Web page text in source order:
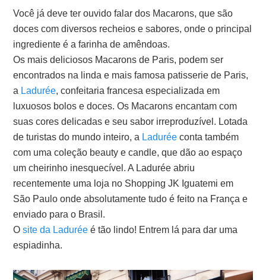
Você já deve ter ouvido falar dos Macarons, que são
doces com diversos recheios e sabores, onde o principal
ingrediente é a farinha de amêndoas.
Os mais deliciosos Macarons de Paris, podem ser
encontrados na linda e mais famosa patisserie de Paris,
a Ladurée, confeitaria francesa especializada em
luxuosos bolos e doces. Os Macarons encantam com
suas cores delicadas e seu sabor irreproduzível. Lotada
de turistas do mundo inteiro, a Ladurée conta também
com uma coleção beauty e candle, que dão ao espaço
um cheirinho inesquecível. A Ladurée abriu
recentemente uma loja no Shopping JK Iguatemi em
São Paulo onde absolutamente tudo é feito na França e
enviado para o Brasil.
Osite da Ladurée é tão lindo! Entrem lá para dar uma
espiadinha.